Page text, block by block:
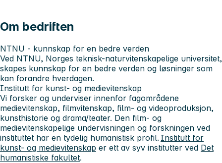
Om bedriften
NTNU - kunnskap for en bedre verden
Ved NTNU, Norges teknisk-naturvitenskapelige universitet,
skapes kunnskap for en bedre verden og løsninger som
kan forandre hverdagen.
Institutt for kunst- og medievitenskap
Vi forsker og underviser innenfor fagområdene
medievitenskap, filmvitenskap, film- og videoproduksjon,
kunsthistorie og drama/teater. Den film- og
medievitenskapelige undervisningen og forskningen ved
instituttet har en tydelig humanistisk profil. Institutt for
kunst- og medievitenskap er ett av syv institutter ved Det
humanistiske fakultet.